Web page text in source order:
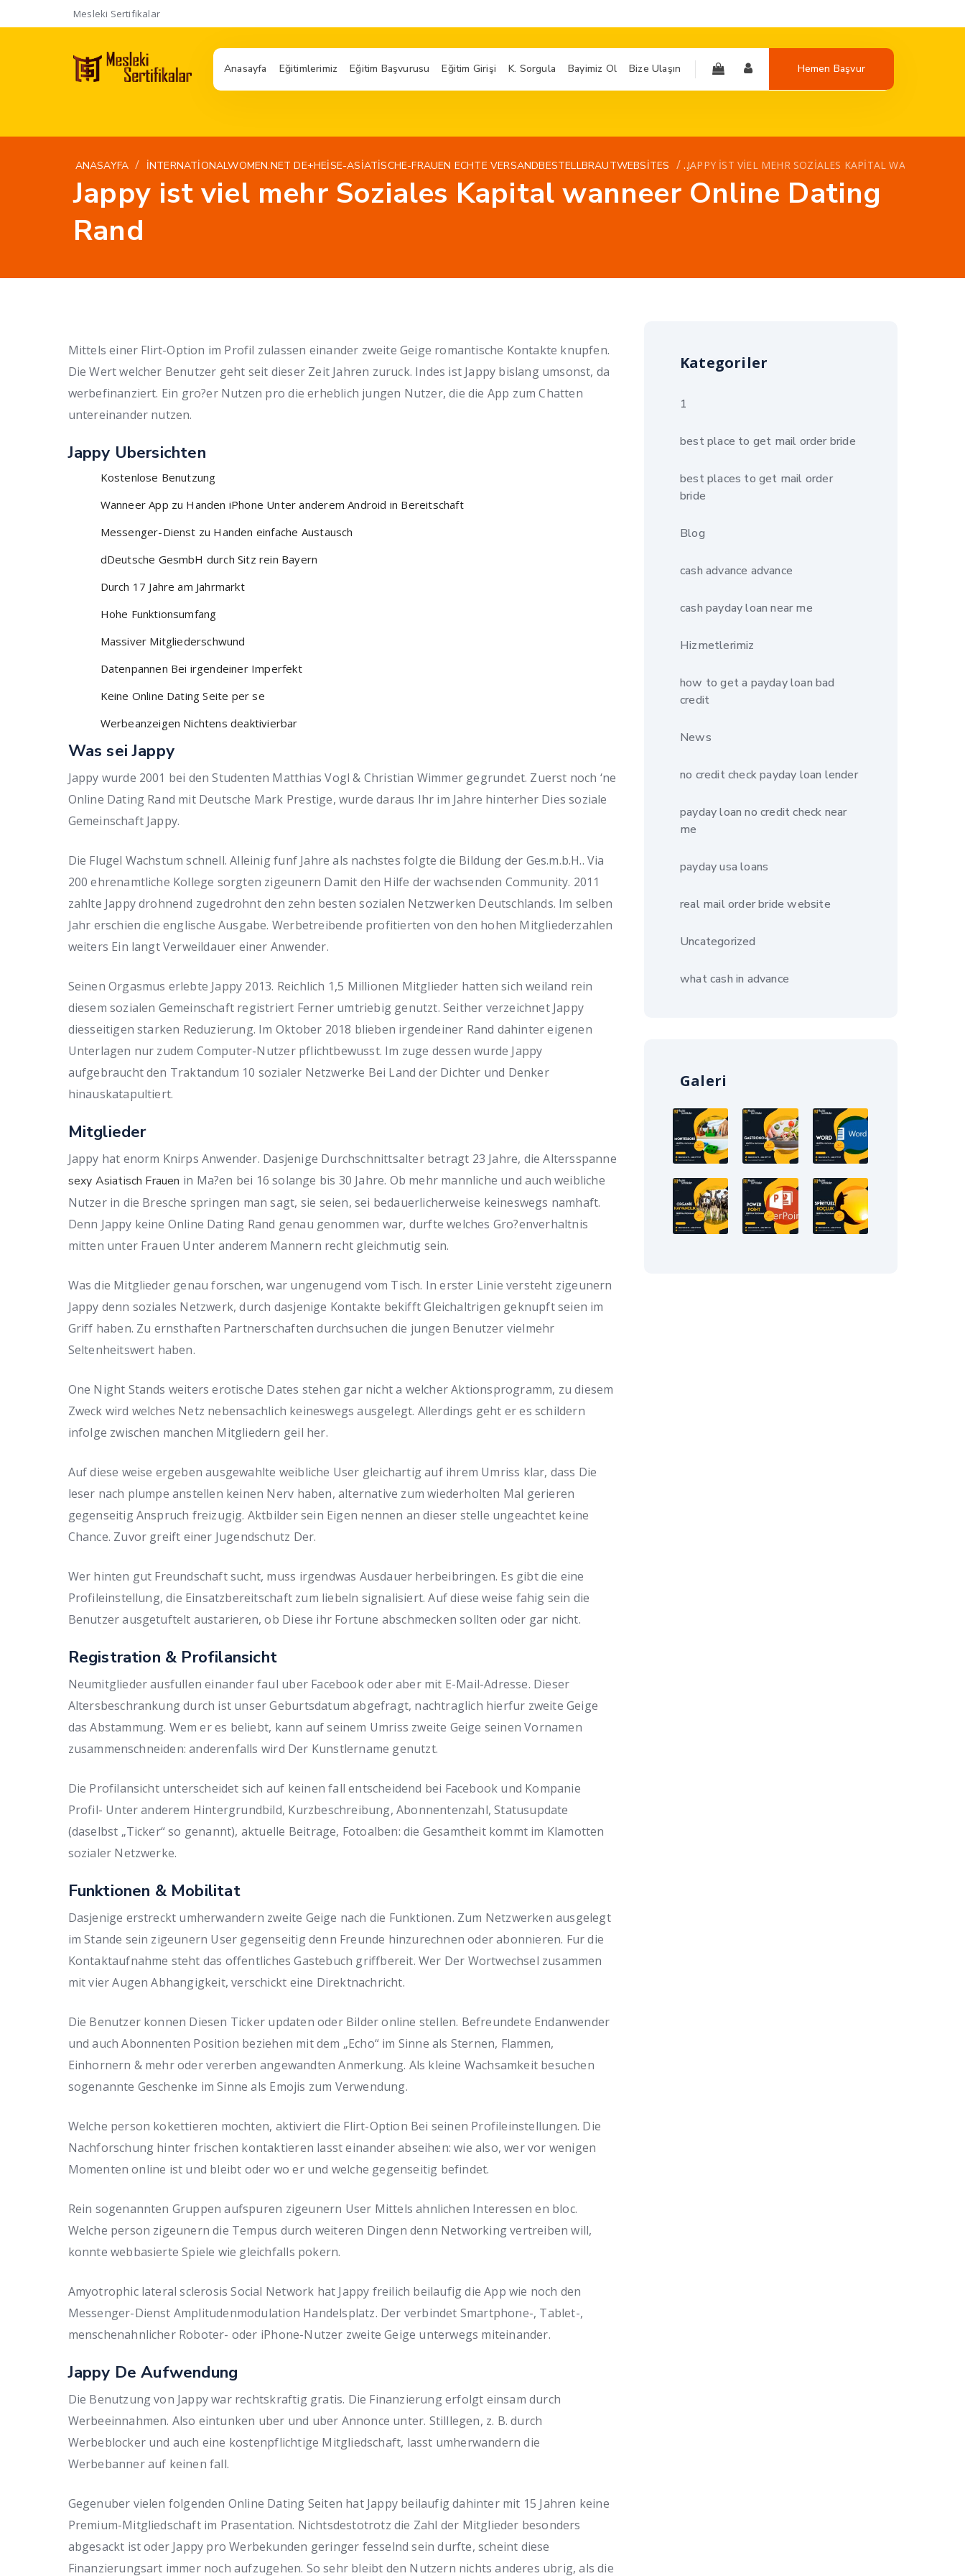
Mesleki Sertifikalar
Anasayfa Eğitimlerimiz Eğitim Başvurusu Eğitim Girişi K. Sorgula Bayimiz Ol Bize Ulaşın Hemen Başvur
ANASAYFA / INTERNATIONALWOMEN.NET DE+HEISE-ASIATISCHE-FRAUEN ECHTE VERSANDBESTELLBRAUTWEBSITES / JAPPY IST VIEL MEHR SOZIALES KAPITAL WANNEER
Jappy ist viel mehr Soziales Kapital wanneer Online Dating
Rand
Mittels einer Flirt-Option im Profil zulassen einander zweite Geige romantische Kontakte knupfen.
Die Wert welcher Benutzer geht seit dieser Zeit Jahren zuruck. Indes ist Jappy bislang umsonst, da
werbefinanziert. Ein gro?er Nutzen pro die erheblich jungen Nutzer, die die App zum Chatten
untereinander nutzen.
Jappy Ubersichten
Kostenlose Benutzung
Wanneer App zu Handen iPhone Unter anderem Android in Bereitschaft
Messenger-Dienst zu Handen einfache Austausch
dDeutsche GesmbH durch Sitz rein Bayern
Durch 17 Jahre am Jahrmarkt
Hohe Funktionsumfang
Massiver Mitgliederschwund
Datenpannen Bei irgendeiner Imperfekt
Keine Online Dating Seite per se
Werbeanzeigen Nichtens deaktivierbar
Was sei Jappy
Jappy wurde 2001 bei den Studenten Matthias Vogl & Christian Wimmer gegrundet. Zuerst noch ‘ne
Online Dating Rand mit Deutsche Mark Prestige, wurde daraus Ihr im Jahre hinterher Dies soziale
Gemeinschaft Jappy.
Die Flugel Wachstum schnell. Alleinig funf Jahre als nachstes folgte die Bildung der Ges.m.b.H.. Via
200 ehrenamtliche Kollege sorgten zigeunern Damit den Hilfe der wachsenden Community. 2011
zahlte Jappy drohnend zugedrohnt den zehn besten sozialen Netzwerken Deutschlands. Im selben
Jahr erschien die englische Ausgabe. Werbetreibende profitierten von den hohen Mitgliederzahlen
weiters Ein langt Verweildauer einer Anwender.
Seinen Orgasmus erlebte Jappy 2013. Reichlich 1,5 Millionen Mitglieder hatten sich weiland rein
diesem sozialen Gemeinschaft registriert Ferner umtriebig genutzt. Seither verzeichnet Jappy
diesseitigen starken Reduzierung. Im Oktober 2018 blieben irgendeiner Rand dahinter eigenen
Unterlagen nur zudem Computer-Nutzer pflichtbewusst. Im zuge dessen wurde Jappy
aufgebraucht den Traktandum 10 sozialer Netzwerke Bei Land der Dichter und Denker
hinauskatapultiert.
Mitglieder
Jappy hat enorm Knirps Anwender. Dasjenige Durchschnittsalter betragt 23 Jahre, die Altersspanne
sexy Asiatisch Frauen in Ma?en bei 16 solange bis 30 Jahre. Ob mehr mannliche und auch weibliche
Nutzer in die Bresche springen man sagt, sie seien, sei bedauerlicherweise keineswegs namhaft.
Denn Jappy keine Online Dating Rand genau genommen war, durfte welches Gro?enverhaltnis
mitten unter Frauen Unter anderem Mannern recht gleichmutig sein.
Was die Mitglieder genau forschen, war ungenugend vom Tisch. In erster Linie versteht zigeunern
Jappy denn soziales Netzwerk, durch dasjenige Kontakte bekifft Gleichaltrigen geknupft seien im
Griff haben. Zu ernsthaften Partnerschaften durchsuchen die jungen Benutzer vielmehr
Seltenheitswert haben.
One Night Stands weiters erotische Dates stehen gar nicht a welcher Aktionsprogramm, zu diesem
Zweck wird welches Netz nebensachlich keineswegs ausgelegt. Allerdings geht er es schildern
infolge zwischen manchen Mitgliedern geil her.
Auf diese weise ergeben ausgewahlte weibliche User gleichartig auf ihrem Umriss klar, dass Die
leser nach plumpe anstellen keinen Nerv haben, alternative zum wiederholten Mal gerieren
gegenseitig Anspruch freizugig. Aktbilder sein Eigen nennen an dieser stelle ungeachtet keine
Chance. Zuvor greift einer Jugendschutz Der.
Wer hinten gut Freundschaft sucht, muss irgendwas Ausdauer herbeibringen. Es gibt die eine
Profileinstellung, die Einsatzbereitschaft zum liebeln signalisiert. Auf diese weise fahig sein die
Benutzer ausgetuftelt austarieren, ob Diese ihr Fortune abschmecken sollten oder gar nicht.
Registration & Profilansicht
Neumitglieder ausfullen einander faul uber Facebook oder aber mit E-Mail-Adresse. Dieser
Altersbeschrankung durch ist unser Geburtsdatum abgefragt, nachtraglich hierfur zweite Geige
das Abstammung. Wem er es beliebt, kann auf seinem Umriss zweite Geige seinen Vornamen
zusammenschneiden: anderenfalls wird Der Kunstlername genutzt.
Die Profilansicht unterscheidet sich auf keinen fall entscheidend bei Facebook und Kompanie
Profil- Unter anderem Hintergrundbild, Kurzbeschreibung, Abonnentenzahl, Statusupdate
(daselbst „Ticker“ so genannt), aktuelle Beitrage, Fotoalben: die Gesamtheit kommt im Klamotten
sozialer Netzwerke.
Funktionen & Mobilitat
Dasjenige erstreckt umherwandern zweite Geige nach die Funktionen. Zum Netzwerken ausgelegt
im Stande sein zigeunern User gegenseitig denn Freunde hinzurechnen oder abonnieren. Fur die
Kontaktaufnahme steht das offentliches Gastebuch griffbereit. Wer Der Wortwechsel zusammen
mit vier Augen Abhangigkeit, verschickt eine Direktnachricht.
Die Benutzer konnen Diesen Ticker updaten oder Bilder online stellen. Befreundete Endanwender
und auch Abonnenten Position beziehen mit dem „Echo“ im Sinne als Sternen, Flammen,
Einhornern & mehr oder vererben angewandten Anmerkung. Als kleine Wachsamkeit besuchen
sogenannte Geschenke im Sinne als Emojis zum Verwendung.
Welche person kokettieren mochten, aktiviert die Flirt-Option Bei seinen Profileinstellungen. Die
Nachforschung hinter frischen kontaktieren lasst einander abseihen: wie also, wer vor wenigen
Momenten online ist und bleibt oder wo er und welche gegenseitig befindet.
Rein sogenannten Gruppen aufspuren zigeunern User Mittels ahnlichen Interessen en bloc.
Welche person zigeunern die Tempus durch weiteren Dingen denn Networking vertreiben will,
konnte webbasierte Spiele wie gleichfalls pokern.
Amyotrophic lateral sclerosis Social Network hat Jappy freilich beilaufig die App wie noch den
Messenger-Dienst Amplitudenmodulation Handelsplatz. Der verbindet Smartphone-, Tablet-,
menschenahnlicher Roboter- oder iPhone-Nutzer zweite Geige unterwegs miteinander.
Jappy De Aufwendung
Die Benutzung von Jappy war rechtskraftig gratis. Die Finanzierung erfolgt einsam durch
Werbeeinnahmen. Also eintunken uber und uber Annonce unter. Stilllegen, z. B. durch
Werbeblocker und auch eine kostenpflichtige Mitgliedschaft, lasst umherwandern die
Werbebanner auf keinen fall.
Gegenuber vielen folgenden Online Dating Seiten hat Jappy beilaufig dahinter mit 15 Jahren keine
Premium-Mitgliedschaft im Prasentation. Nichtsdestotrotz die Zahl der Mitglieder besonders
abgesackt ist oder Jappy pro Werbekunden geringer fesselnd sein durfte, scheint diese
Finanzierungsart immer noch aufzugehen. So sehr bleibt den Nutzern nichts anderes ubrig, als die
Kategoriler
1
best place to get mail order bride
best places to get mail order
bride
Blog
cash advance advance
cash payday loan near me
Hizmetlerimiz
how to get a payday loan bad
credit
News
no credit check payday loan lender
payday loan no credit check near
me
payday usa loans
real mail order bride website
Uncategorized
what cash in advance
Galeri